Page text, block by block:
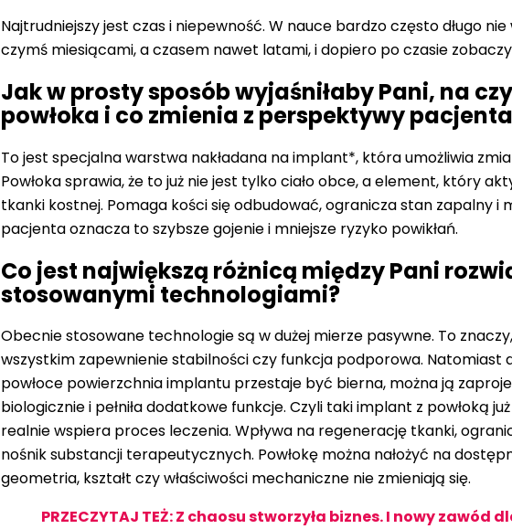
Najtrudniejszy jest czas i niepewność. W nauce bardzo często długo
czymś miesiącami, a czasem nawet latami, i dopiero po czasie
Jak w prosty sposób wyjaśniłaby Pani, na
powłoka i co zmienia z perspektywy
To jest specjalna warstwa nakładana na implant*, która umożliwia
Powłoka sprawia, że to już nie jest tylko ciało obce, a element, który
tkanki kostnej. Pomaga kości się odbudować, ogranicza stan zapalny i
pacjenta oznacza to szybsze gojenie i mniejsze ryzyko powikłań.
Co jest największą różnicą między Pani
stosowanymi technologiami?
Obecnie stosowane technologie są w dużej mierze pasywne. To
wszystkim zapewnienie stabilności czy funkcja podporowa. Natomiast
powłoce powierzchnia implantu przestaje być bierna, można ją
biologicznie i pełniła dodatkowe funkcje. Czyli taki implant z powłoką
realnie wspiera proces leczenia. Wpływa na regenerację tkanki,
nośnik substancji terapeutycznych. Powłokę można nałożyć na
geometria, kształt czy właściwości mechaniczne nie zmieniają się.
PRZECZYTAJ TEŻ: Z chaosu stworzyła biznes. I nowy zawód